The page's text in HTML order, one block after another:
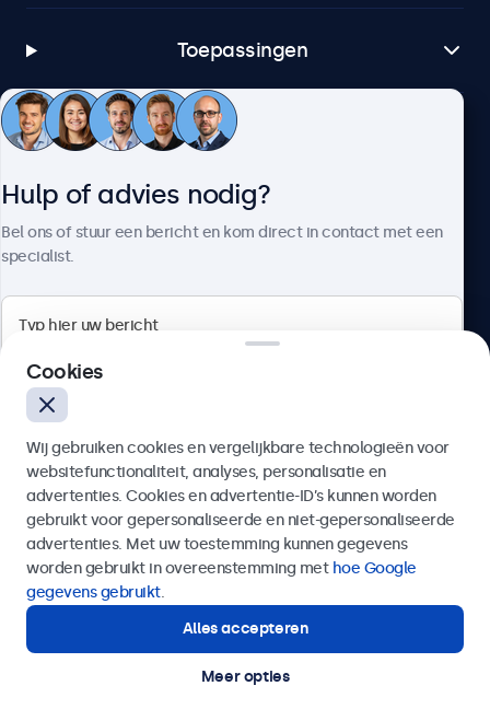
Toepassingen
Klantenservice
4.8/5 door 5000+ bedrijven
Nederlands
© 2026 Beetronics
Hulp of advies nodig?
Bel ons of stuur een bericht en kom direct in contact met een
specialist.
Verzenden
Of bel ons op
Hulp of advies nodig?
Direct contact met een specialist.
Cookies
Wij gebruiken cookies en vergelijkbare technologieën voor
websitefunctionaliteit, analyses, personalisatie en
advertenties. Cookies en advertentie-ID’s kunnen worden
gebruikt voor gepersonaliseerde en niet-gepersonaliseerde
advertenties. Met uw toestemming kunnen gegevens
worden gebruikt in overeenstemming met hoe Google
gegevens gebruikt.
Alles accepteren
Meer opties